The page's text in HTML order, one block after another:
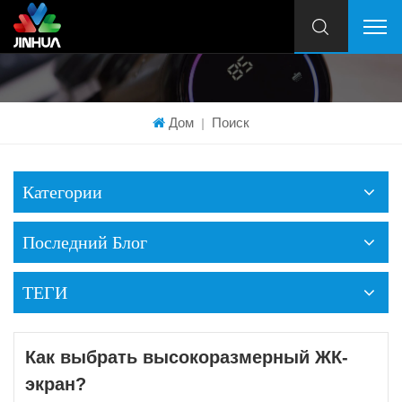
Дом | Поиск
Категории
Последний Блог
ТЕГИ
Как выбрать высокоразмерный ЖК-
экран?